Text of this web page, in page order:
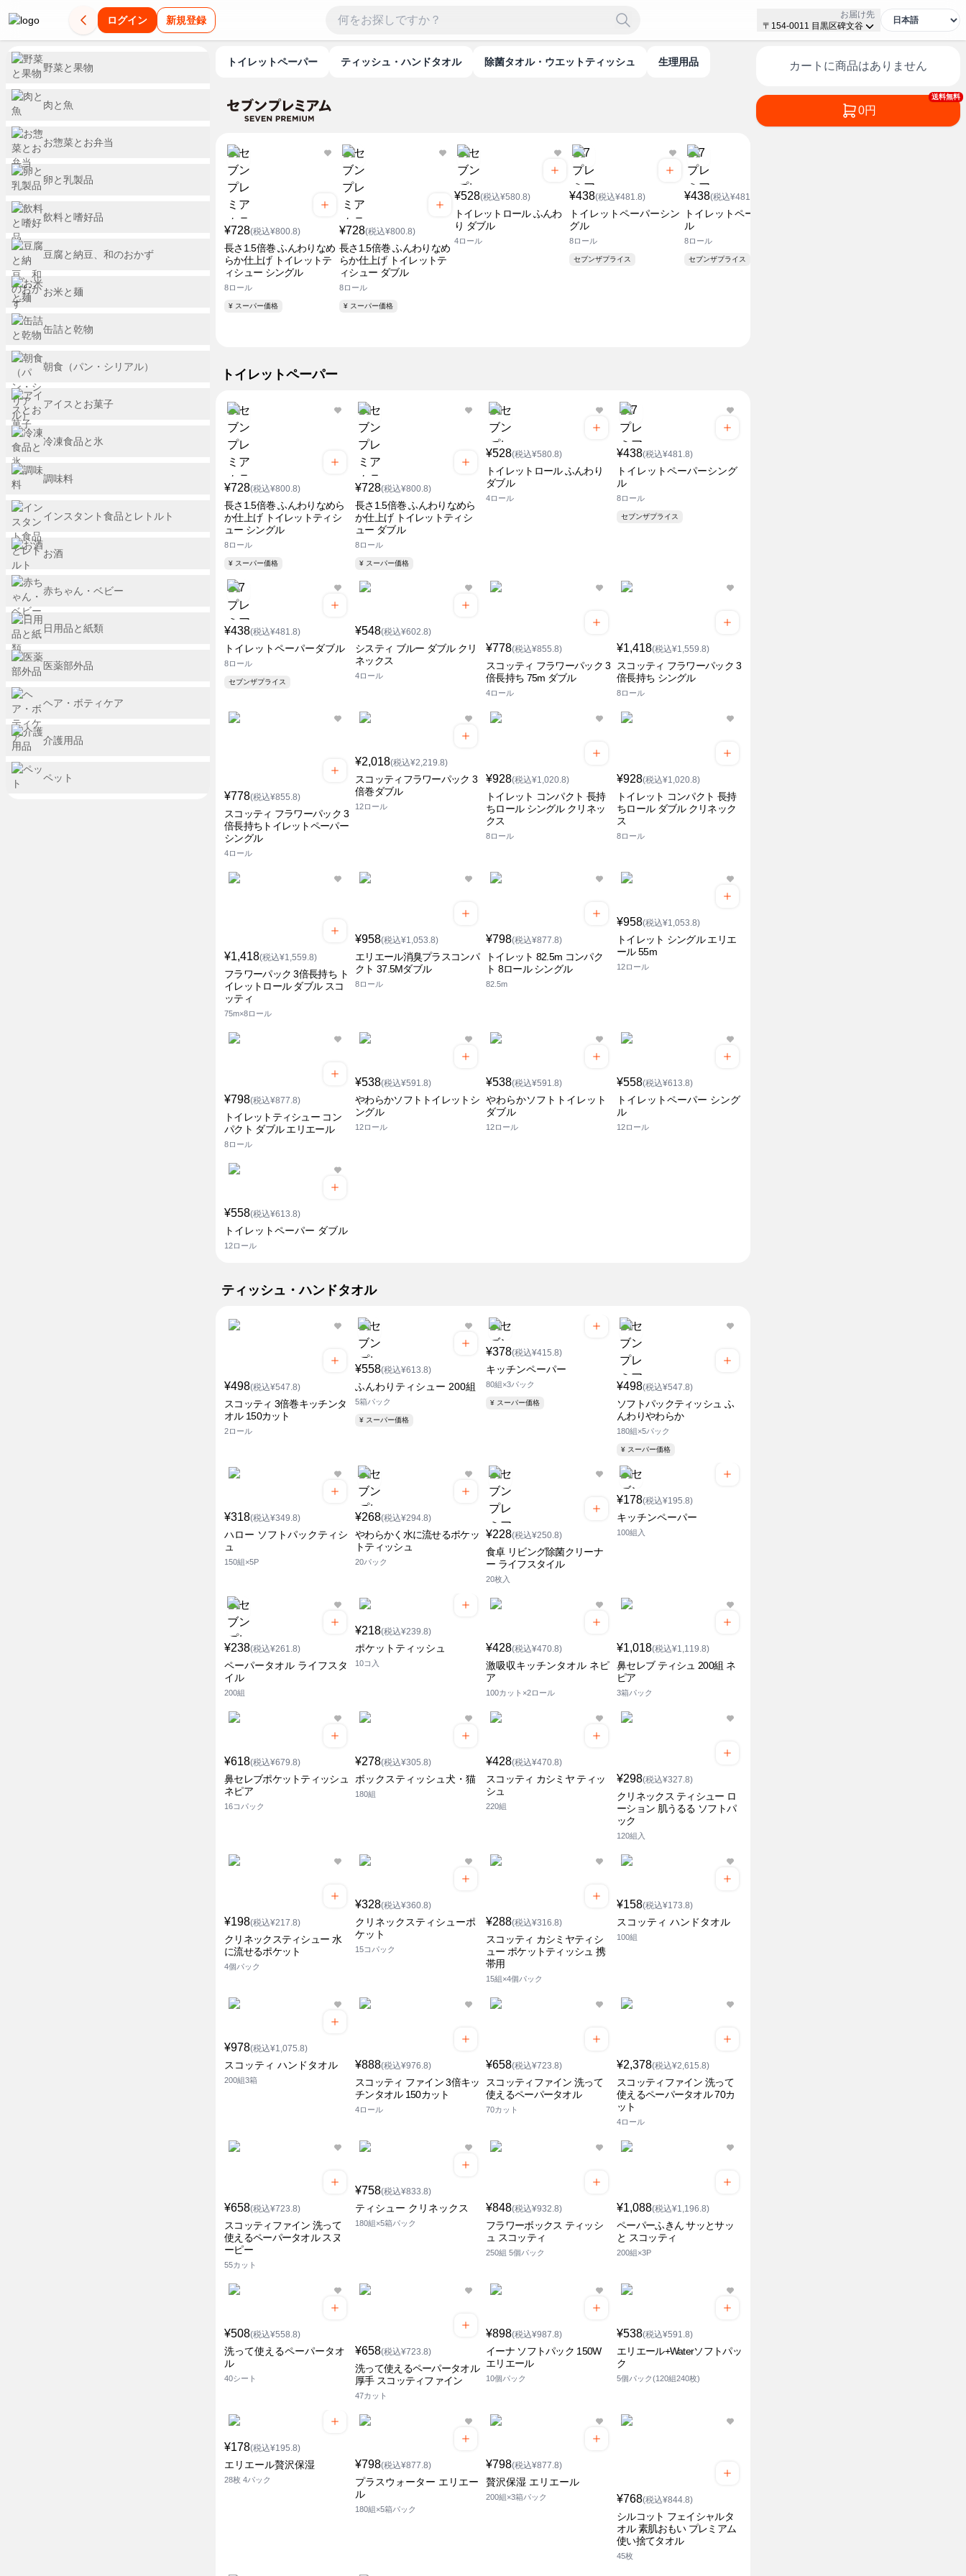
ログイン 新規登録
お届け先
〒154-0011 目黒区碑文谷
トイレットペーパー ティッシュ・ハンドタオル 除菌タオル・ウエットティッシュ 生理用品
¥728(税込¥800.8)
長さ1.5倍巻 ふんわりなめ
らか仕上げ トイレットテ
ィシュー シングル
8ロール
¥ スーパー価格
¥728(税込¥800.8)
長さ1.5倍巻 ふんわりなめ
らか仕上げ トイレットテ
ィシュー ダブル
8ロール
¥ スーパー価格
¥528(税込¥580.8)
トイレットロール ふんわ
り ダブル
4ロール
¥438(税込¥481.8)
トイレットペーパーシン
グル
8ロール
セブンザプライス
¥438(税込¥481.8)
トイレットペーパーダブ
ル
8ロール
セブンザプライス
トイレットペーパー
¥728(税込¥800.8)
長さ1.5倍巻 ふんわりなめら
か仕上げ トイレットティシ
ュー シングル
8ロール
¥ スーパー価格
¥728(税込¥800.8)
長さ1.5倍巻 ふんわりなめら
か仕上げ トイレットティシ
ュー ダブル
8ロール
¥ スーパー価格
¥528(税込¥580.8)
トイレットロール ふんわり
ダブル
4ロール
¥438(税込¥481.8)
トイレットペーパーシング
ル
8ロール
セブンザプライス
¥438(税込¥481.8)
トイレットペーパーダブル
8ロール
セブンザプライス
¥548(税込¥602.8)
システィ ブルー ダブル クリ
ネックス
4ロール
¥778(税込¥855.8)
スコッティ フラワーパック 3
倍長持ち 75m ダブル
4ロール
¥1,418(税込¥1,559.8)
スコッティ フラワーパック 3
倍長持ち シングル
8ロール
¥778(税込¥855.8)
スコッティ フラワーパック 3
倍長持ちトイレットペーパー
シングル
4ロール
¥2,018(税込¥2,219.8)
スコッティフラワーパック 3
倍巻ダブル
12ロール
¥928(税込¥1,020.8)
トイレット コンパクト 長持
ちロール シングル クリネッ
クス
8ロール
¥928(税込¥1,020.8)
トイレット コンパクト 長持
ちロール ダブル クリネック
ス
8ロール
¥1,418(税込¥1,559.8)
フラワーパック 3倍長持ち ト
イレットロール ダブル スコ
ッティ
75m×8ロール
¥958(税込¥1,053.8)
エリエール消臭プラスコンパ
クト 37.5Mダブル
8ロール
¥798(税込¥877.8)
トイレット 82.5m コンパク
ト 8ロール シングル
82.5m
¥958(税込¥1,053.8)
トイレット シングル エリエ
ール 55m
12ロール
¥798(税込¥877.8)
トイレットティシュー コン
パクト ダブル エリエール
8ロール
¥538(税込¥591.8)
やわらかソフトトイレットシ
ングル
12ロール
¥538(税込¥591.8)
やわらかソフトトイレット
ダブル
12ロール
¥558(税込¥613.8)
トイレットペーパー シング
ル
12ロール
¥558(税込¥613.8)
トイレットペーパー ダブル
12ロール
ティッシュ・ハンドタオル
¥498(税込¥547.8)
スコッティ 3倍巻キッチンタ
オル 150カット
2ロール
¥558(税込¥613.8)
ふんわりティシュー 200組
5箱パック
¥ スーパー価格
¥378(税込¥415.8)
キッチンペーパー
80組×3パック
¥ スーパー価格
¥498(税込¥547.8)
ソフトパックティッシュ ふ
んわりやわらか
180組×5パック
¥ スーパー価格
¥318(税込¥349.8)
ハロー ソフトパックティシ
ュ
150組×5P
¥268(税込¥294.8)
やわらかく水に流せるポケッ
トティッシュ
20パック
¥228(税込¥250.8)
食卓 リビング除菌クリーナ
ー ライフスタイル
20枚入
¥178(税込¥195.8)
キッチンペーパー
100組入
¥238(税込¥261.8)
ペーパータオル ライフスタ
イル
200組
¥218(税込¥239.8)
ポケットティッシュ
10コ入
¥428(税込¥470.8)
激吸収キッチンタオル ネピ
ア
100カット×2ロール
¥1,018(税込¥1,119.8)
鼻セレブ ティシュ 200組 ネ
ピア
3箱パック
¥618(税込¥679.8)
鼻セレブポケットティッシュ
ネピア
16コパック
¥278(税込¥305.8)
ボックスティッシュ犬・猫
180組
¥428(税込¥470.8)
スコッティ カシミヤ ティッ
シュ
220組
¥298(税込¥327.8)
クリネックス ティシュー ロ
ーション 肌うるる ソフトパ
ック
120組入
¥198(税込¥217.8)
クリネックスティシュー 水
に流せるポケット
4個パック
¥328(税込¥360.8)
クリネックスティシューポ
ケット
15コパック
¥288(税込¥316.8)
スコッティ カシミヤティシ
ュー ポケットティッシュ 携
帯用
15組×4個パック
¥158(税込¥173.8)
スコッティ ハンドタオル
100組
¥978(税込¥1,075.8)
スコッティ ハンドタオル
200組3箱
¥888(税込¥976.8)
スコッティ ファイン 3倍キッ
チンタオル 150カット
4ロール
¥658(税込¥723.8)
スコッティファイン 洗って
使えるペーパータオル
70カット
¥2,378(税込¥2,615.8)
スコッティファイン 洗って
使えるペーパータオル 70カ
ット
4ロール
¥658(税込¥723.8)
スコッティファイン 洗って
使えるペーパータオル スヌ
ーピー
55カット
¥758(税込¥833.8)
ティシュー クリネックス
180組×5箱パック
¥848(税込¥932.8)
フラワーボックス ティッシ
ュ スコッティ
250組 5個パック
¥1,088(税込¥1,196.8)
ペーパーふきん サッとサッ
と スコッティ
200組×3P
¥508(税込¥558.8)
洗って使えるペーパータオ
ル
40シート
¥658(税込¥723.8)
洗って使えるペーパータオル
厚手 スコッティファイン
47カット
¥898(税込¥987.8)
イーナ ソフトパック 150W
エリエール
10個パック
¥538(税込¥591.8)
エリエール+Waterソフトパッ
ク
5個パック(120組240枚)
¥178(税込¥195.8)
エリエール贅沢保湿
28枚 4パック
¥798(税込¥877.8)
プラスウォーター エリエー
ル
180組×5箱パック
¥798(税込¥877.8)
贅沢保湿 エリエール
200組×3箱パック ¥768(税込¥844.8)
シルコット フェイシャルタ
オル 素肌おもい プレミアム
使い捨てタオル
45枚
カートに商品はありません
送料無料
0円
野菜と果物
肉と魚
お惣菜とお弁当
卵と乳製品
飲料と嗜好品
豆腐と納豆、和のおかず
お米と麺
缶詰と乾物
朝食（パン・シリアル）
アイスとお菓子
冷凍食品と氷
調味料
インスタント食品とレトルト
お酒
赤ちゃん・ベビー
日用品と紙類
医薬部外品
ヘア・ボティケア
介護用品
ペット